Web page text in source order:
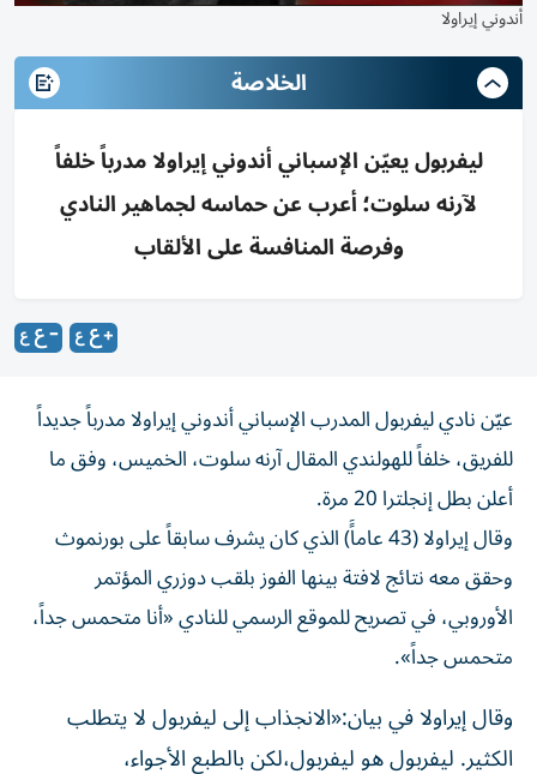
أندوني إيراولا
الخلاصة
ليفربول يعيّن الإسباني أندوني إيراولا مدرباً خلفاً
لآرنه سلوت؛ أعرب عن حماسه لجماهير النادي
وفرصة المنافسة على الألقاب
عيّن نادي ليفربول المدرب الإسباني أندوني إيراولا مدرباً جديداً
للفريق، خلفاً للهولندي المقال آرنه سلوت، الخميس، وفق ما
أعلن بطل إنجلترا 20 مرة.
وقال إيراولا (43 عاماًَ) الذي كان يشرف سابقاً على بورنموث
وحقق معه نتائج لافتة بينها الفوز بلقب دوزري المؤتمر
الأوروبي، في تصريح للموقع الرسمي للنادي «أنا متحمس جداً،
متحمس جداً».
وقال إيراولا في بيان:«الانجذاب إلى ليفربول لا يتطلب ​
الكثير. ليفربول هو ليفربول،لكن بالطبع ‌الأجواء،